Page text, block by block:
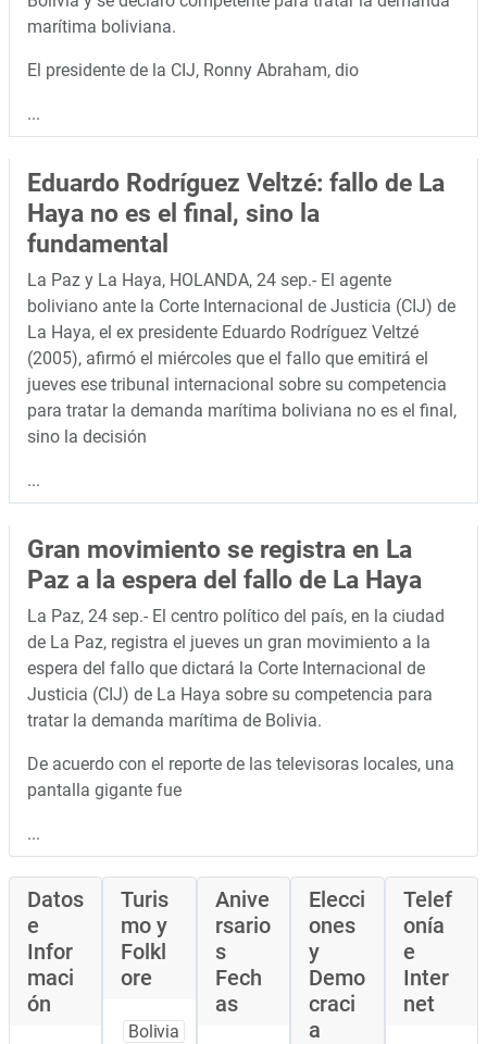
marítima boliviana.
El presidente de la CIJ, Ronny Abraham, dio
...
Eduardo Rodríguez Veltzé: fallo de La
Haya no es el final, sino la
fundamental
La Paz y La Haya, HOLANDA, 24 sep.- El agente
boliviano ante la Corte Internacional de Justicia (CIJ) de
La Haya, el ex presidente Eduardo Rodríguez Veltzé
(2005), afirmó el miércoles que el fallo que emitirá el
jueves ese tribunal internacional sobre su competencia
para tratar la demanda marítima boliviana no es el final,
sino la decisión
...
Gran movimiento se registra en La
Paz a la espera del fallo de La Haya
La Paz, 24 sep.- El centro político del país, en la ciudad
de La Paz, registra el jueves un gran movimiento a la
espera del fallo que dictará la Corte Internacional de
Justicia (CIJ) de La Haya sobre su competencia para
tratar la demanda marítima de Bolivia.
De acuerdo con el reporte de las televisoras locales, una
pantalla gigante fue
...
Datos
e
Infor
maci
ón
Turis
mo y
Folkl
ore
Bolivia
Anive
rsario
s
Fech
as
Elecci
ones
y
Demo
craci
a
Telef
onía
e
Inter
net